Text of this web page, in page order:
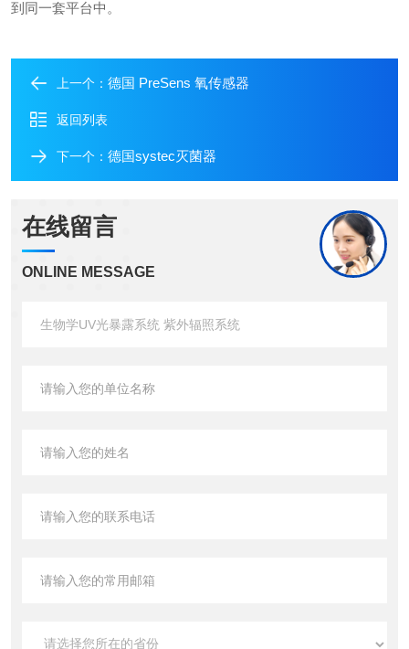
到同一套平台中。
上一个： 德国 PreSens 氧传感器
返回列表
下一个： 德国systec灭菌器
在线留言
ONLINE MESSAGE